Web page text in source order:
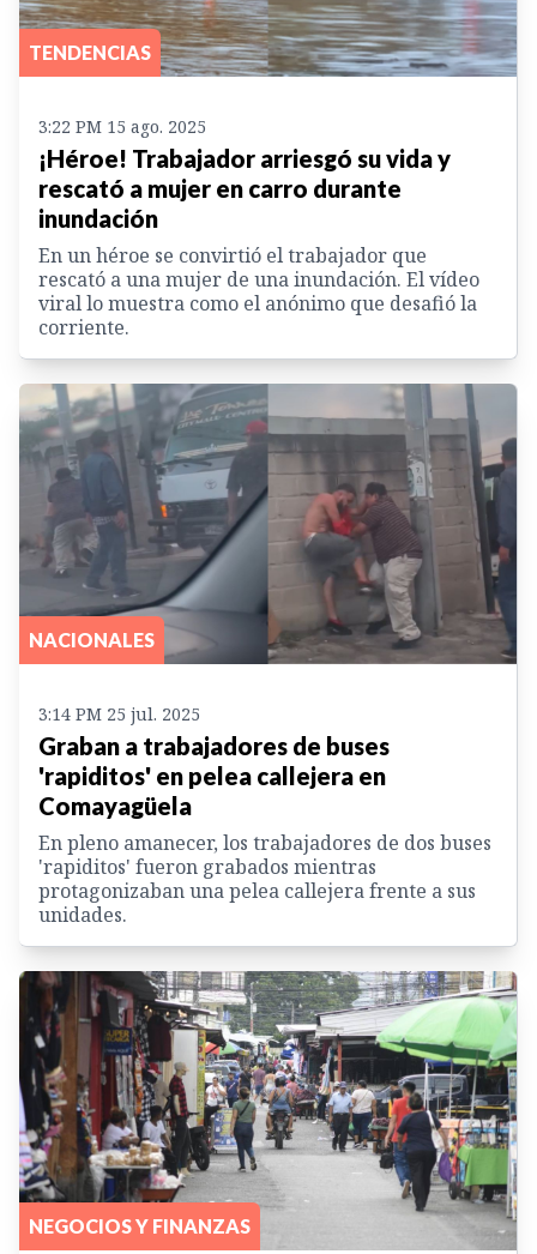
TENDENCIAS
3:22 PM 15 ago. 2025
¡Héroe! Trabajador arriesgó su vida y
rescató a mujer en carro durante
inundación
En un héroe se convirtió el trabajador que
rescató a una mujer de una inundación. El vídeo
viral lo muestra como el anónimo que desafió la
corriente.
NACIONALES
3:14 PM 25 jul. 2025
Graban a trabajadores de buses
'rapiditos' en pelea callejera en
Comayagüela
En pleno amanecer, los trabajadores de dos buses
'rapiditos' fueron grabados mientras
protagonizaban una pelea callejera frente a sus
unidades.
NEGOCIOS Y FINANZAS